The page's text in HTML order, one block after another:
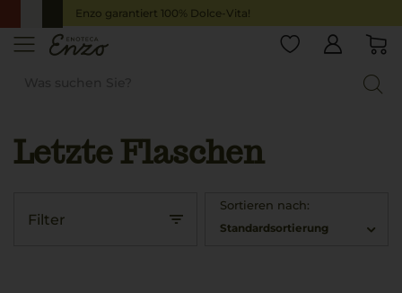
Enzo garantiert 100% Dolce-Vita!
Startseite Angebote Letzte Flaschen
Letzte Flaschen
Filter
Sortieren nach:
Standardsortierung